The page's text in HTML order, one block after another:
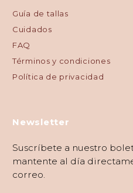
Guía de tallas
Cuidados
FAQ
Términos y condiciones
Política de privacidad
Newsletter
Suscríbete a nuestro
mantente al día
correo.